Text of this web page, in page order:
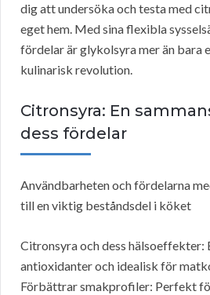
dig att undersöka och testa med
eget hem. Med sina flexibla
fördelar är glykolsyra mer än bara
kulinarisk revolution.
Citronsyra: En
dess fördelar
Användbarheten och fördelarna
till en viktig beståndsdel i köket
Citronsyra och dess hälsoeffekter:
antioxidanter och idealisk för
Förbättrar smakprofiler: Perfekt